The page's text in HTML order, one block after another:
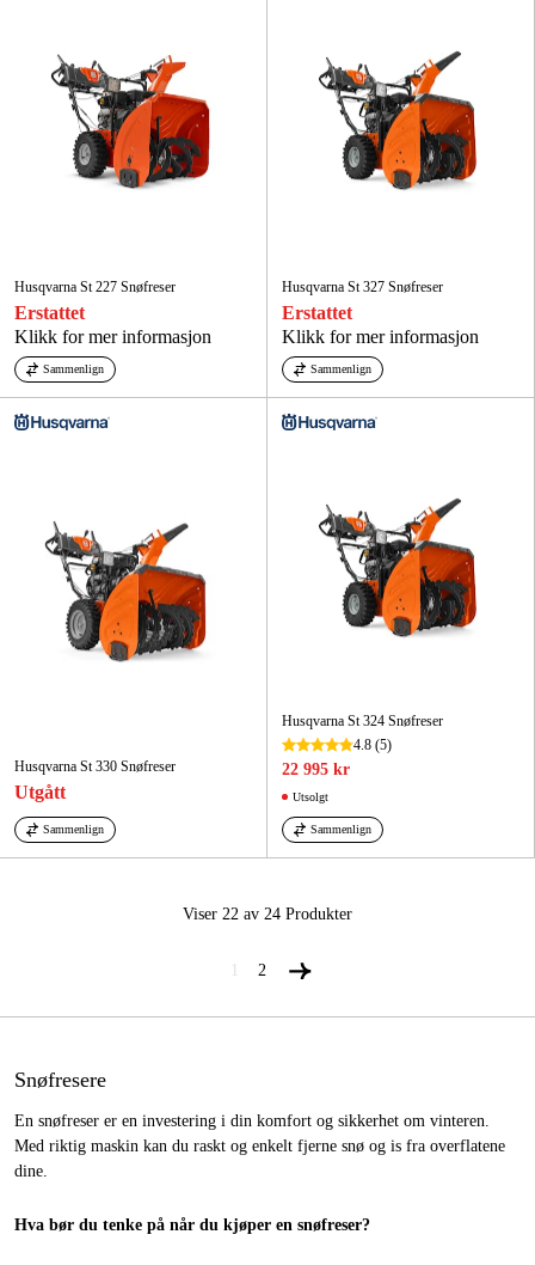
Husqvarna St 227 Snøfreser
Erstattet
Klikk for mer informasjon
Sammenlign
Husqvarna St 327 Snøfreser
Erstattet
Klikk for mer informasjon
Sammenlign
Husqvarna St 330 Snøfreser
Utgått
Sammenlign
Husqvarna St 324 Snøfreser
4.8 (5)
22 995 kr
Utsolgt
Sammenlign
Viser 22 av 24 Produkter
2
Snøfresere
En snøfreser er en investering i din komfort og sikkerhet om vinteren.
Med riktig maskin kan du raskt og enkelt fjerne snø og is fra overflatene
dine.
Hva bør du tenke på når du kjøper en snøfreser?